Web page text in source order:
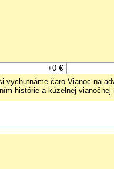
+0 €
čaro Vianoc na
histórie a kúzelnej vianočnej